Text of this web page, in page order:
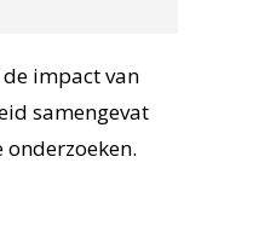
impact van
samengevat
onderzoeken.